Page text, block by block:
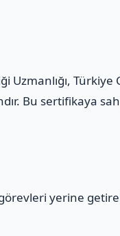
Uzmanlığı,
Bu sertifikaya
yerine